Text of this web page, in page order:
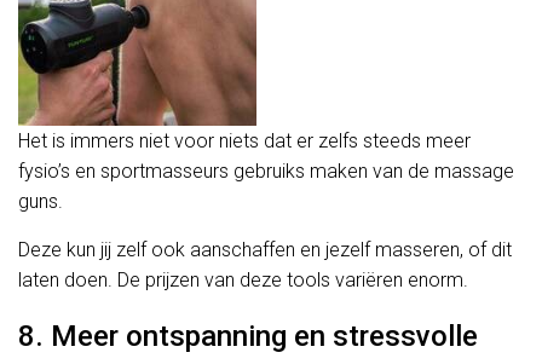
Het is immers niet voor niets dat er zelfs steeds meer
fysio’s en sportmasseurs gebruiks maken van de massage
guns.
Deze kun jij zelf ook aanschaffen en jezelf masseren, of dit
laten doen. De prijzen van deze tools variëren enorm.
8. Meer ontspanning en stressvolle